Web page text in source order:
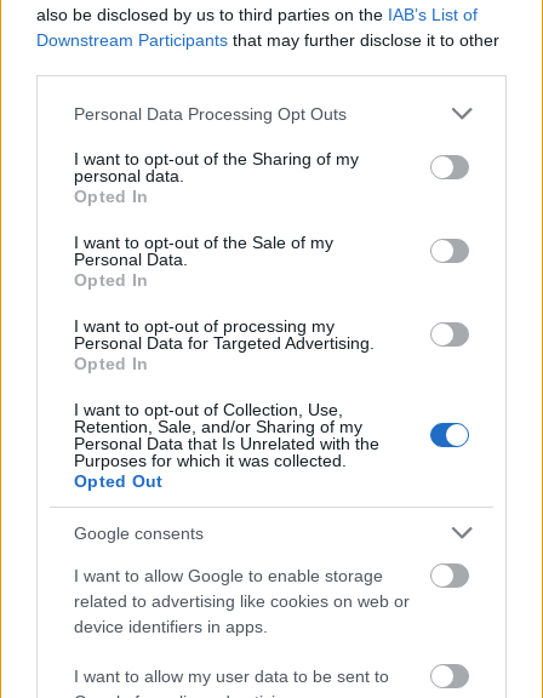
also be disclosed by us to third parties on the IAB’s List of
Downstream Participants that may further disclose it to other
Please note that this website/app uses one or more Google
not limited to your visit or usage behaviour. You may click to
grant or deny consent to Google and its third-party tags to
use your data for below specified purposes in below Google
consent section.
Personal Data Processing Opt Outs
I want to opt-out of the Sharing of my
personal data.
Opted In
I want to opt-out of the Sale of my
Personal Data.
Opted In
I want to opt-out of processing my
Personal Data for Targeted Advertising.
Opted In
I want to opt-out of Collection, Use,
Retention, Sale, and/or Sharing of my
Personal Data that Is Unrelated with the
Purposes for which it was collected.
Opted Out
Google consents
I want to allow Google to enable storage
related to advertising like cookies on web or
device identifiers in apps.
I want to allow my user data to be sent to
Név
E-mail cím
Feliratkozom a hírlevélre és elfogadom az
Országos hírek
Megérkezett az eső a Duna vízgyűjtőjére
Megérkezett a rég várt eső a Duna vízgyűjtőjére, a folyó
centiméteres vízszintváltozások jellemzőek.
Országos hírek
KECSKEMÉTEN IS SZAKIRÁNYÚ
TOVÁBBKÉPZÉSEKKEL ERŐSÍT A GÁL FERENC
EGYETEM